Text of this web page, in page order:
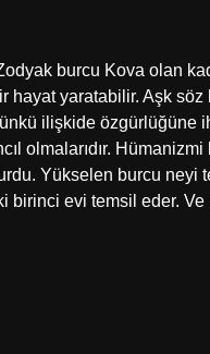
burcu Kova olan
yaratabilir. Aşk söz
ilişkide özgürlüğüne
olmalarıdır.
Yükselen burcu neyi
evi temsil eder. Ve